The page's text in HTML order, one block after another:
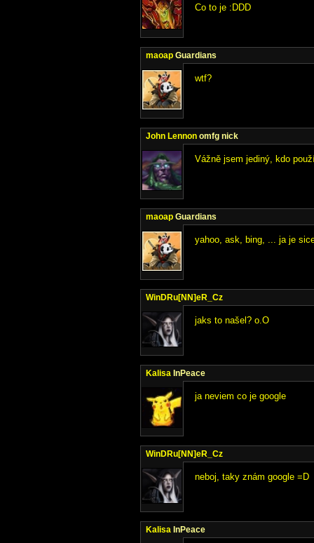
Co to je :DDD
maoap Guardians
wtf?
John Lennon omfg nick
Vážně jsem jediný, kdo
maoap Guardians
yahoo, ask, bing, ... ja je
WinDRu[NN]eR_Cz
jaks to našel? o.O
Kalisa InPeace
ja neviem co je google
WinDRu[NN]eR_Cz
neboj, taky znám google =D
Kalisa InPeace